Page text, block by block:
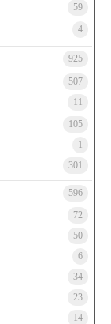
59
4
925
507
11
105
1
301
596
72
50
6
34
23
14